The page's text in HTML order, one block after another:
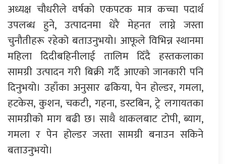
अध्यक्ष चौधरीले वर्षको एकपटक मात्र कच्चा पदार्थ
उपलब्ध हुने, उत्पादनमा धेरै मेहनत लाग्ने जस्ता
चुनौतीहरू रहेको बताउनुभयो। आफूले विभिन्न स्थानमा
महिला दिदीबहिनीलाई तालिम दिँदै हस्तकलाका
सामग्री उत्पादन गरी बिक्री गर्दै आएको जानकारी पनि
दिनुभयो। उहाँका अनुसार ढकिया, पेन होल्डर, गमला,
हटकेस, कुशन, चकटी, गहना, डस्टबिन, ट्रे लगायतका
सामग्रीको माग बढी छ। साथै थाकलबाट टोपी, ब्याग,
गमला र पेन होल्डर जस्ता सामग्री बनाउन सकिने
बताउनुभयो।